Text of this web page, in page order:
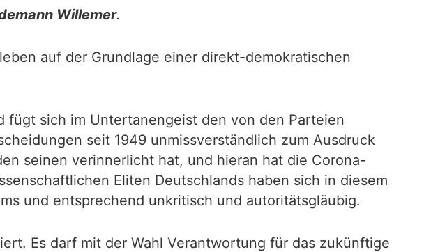
Willemer.
auf der Grundlage einer direkt-demokratischen
sich im Untertanengeist den von den Parteien
seit 1949 unmissverständlich zum Ausdruck
seinen verinnerlicht hat, und hieran hat die Corona-
Eliten Deutschlands haben sich in diesem
und entsprechend unkritisch und autoritätsgläubig.
Es darf mit der Wahl Verantwortung für das zukünftige